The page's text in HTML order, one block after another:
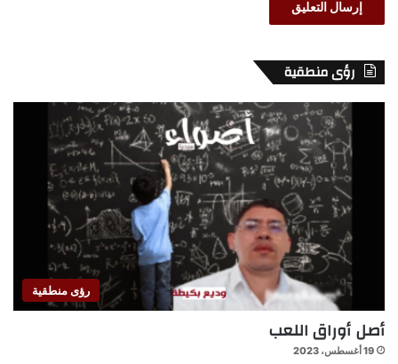
رؤى منطقية
رؤى منطقية
أصل أوراق اللعب
19 أغسطس، 2023